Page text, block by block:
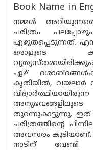
Book Name in
നമ്മൾ
ചരിത്രം
എഴുതപ്പെടുന്നത്.
ഒരാളുടെ
ഏഴ്
കൃതിയിൽ, വയലാർ
തുറന്നുകാട്ടുന്നു. ഇത്
ചരിത്രത്തിന്റെ
അവസരം കൂടിയാണ്.
നാടിന്